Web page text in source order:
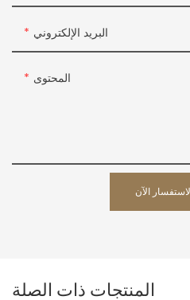
البريد الإلكتروني
المحتوى
الآن
المنتجات ذات الصلة